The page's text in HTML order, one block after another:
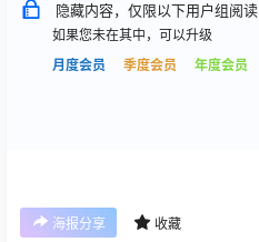
隐藏内容，仅限以下用户组阅读
如果您未在其中，可以升级
月度会员
季度会员 年度会员
海报分享 收藏